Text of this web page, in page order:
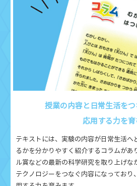
授業の内容と日常生活を
応用する力を
テキストには、実験の内容が日常生活へ
るかを分かりやすく紹介するコラムがあ
ル賞などの最新の科学研究を取り上げな
テクノロジーをつなぐ内容になっており